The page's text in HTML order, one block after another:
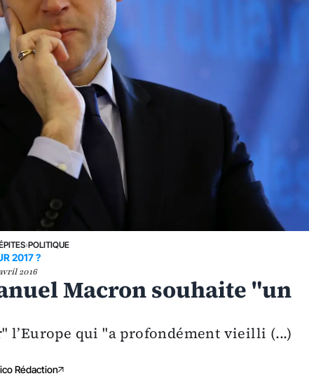
›POLITIQUE
2017 ?
2016
Macron souhaite "un
l’Europe qui "a profondément vieilli (...)
Rédaction